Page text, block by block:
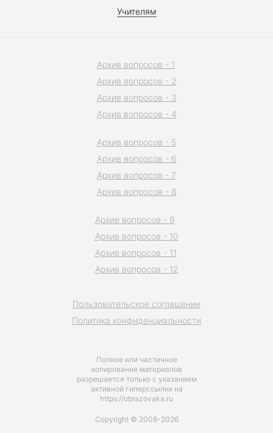
Учителям
Полное или частичное
копирование материалов
разрешается только с указанием
активной гиперссылки на
https://obrazovaka.ru
Пользовательское соглашение
Политика конфиденциальности
Архив вопросов - 1
Архив вопросов - 2
Архив вопросов - 3
Архив вопросов - 4
Архив вопросов - 5
Архив вопросов - 6
Архив вопросов - 7
Архив вопросов - 8
Архив вопросов - 9
Архив вопросов - 10
Архив вопросов - 11
Архив вопросов - 12
Copyright © 2008-2026